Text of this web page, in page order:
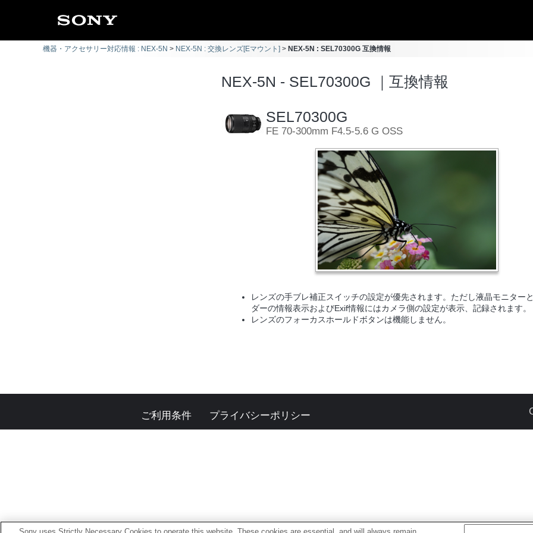
機器・アクセサリー対応情報 : NEX-5N NEX-5N : 交換レンズ[Eマウント] NEX-5N : SEL70300G 互換情報
NEX-5N - SEL70300G ｜互換情報
SEL70300G
FE 70-300mm F4.5-5.6 G OSS
レンズの手ブレ補正スイッチの設定が優先されます。ただし液晶モニター
ダーの情報表示およびExif情報にはカメラ側の設定が表示、記録されます。
レンズのフォーカスホールドボタンは機能しません。
ご利用条件 プライバシーポリシー